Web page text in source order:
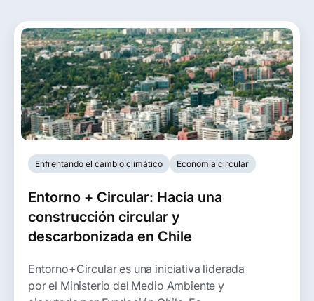
Enfrentando el cambio climático Economía circular
Entorno + Circular: Hacia una
construcción circular y
descarbonizada en Chile
Entorno+Circular es una iniciativa liderada
por el Ministerio del Medio Ambiente y